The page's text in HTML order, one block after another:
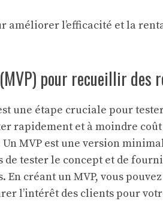
améliorer l’efficacité et la
pour recueillir des
une étape cruciale pour
rapidement et à moindre
MVP est une version
tester le concept et de
créant un MVP, vous
l’intérêt des clients pour